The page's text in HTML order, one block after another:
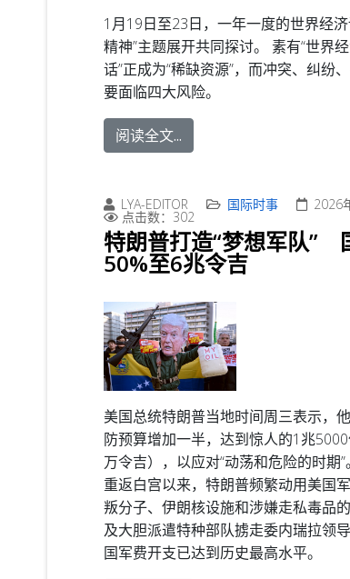
1月19日至23日，一年一度的世界经
精神”主题展开共同探讨。
素有“世界
话”正成为“稀缺资源”，而冲突、纠纷
要面临四大风险。
阅读全文...
LYA-EDITOR 国际时事 2026
点击数：302
特朗普打造“梦想军队”
50%至6兆令吉
美国总统特朗普当地时间周三表示，
防预算增加一半，达到惊人的1兆
万令吉），以应对“动荡和危险的时期”。
重返白宫以来，特朗普频繁动用美国
叛分子、伊朗核设施和涉嫌走私毒品
及大胆派遣特种部队掳走委内瑞拉领
国军费开支已达到历史最高水平。